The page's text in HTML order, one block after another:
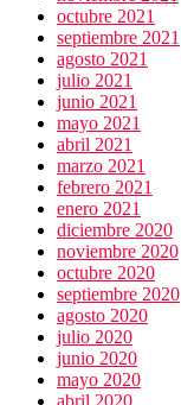
octubre 2021
septiembre 2021
agosto 2021
julio 2021
junio 2021
mayo 2021
abril 2021
marzo 2021
febrero 2021
enero 2021
diciembre 2020
noviembre 2020
octubre 2020
septiembre 2020
agosto 2020
julio 2020
junio 2020
mayo 2020
abril 2020